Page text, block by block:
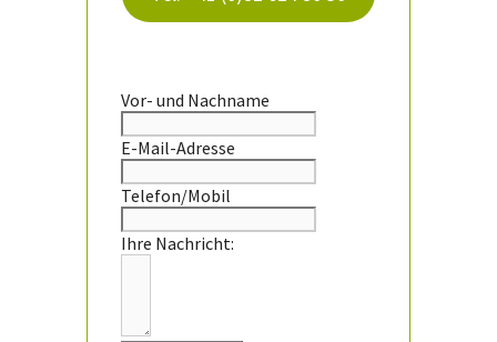
Vor- und Nachname
E-Mail-Adresse
Telefon/Mobil
Ihre Nachricht: